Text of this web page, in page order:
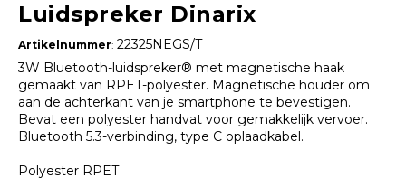
Luidspreker Dinarix
Artikelnummer:22325NEGS/T
3W Bluetooth-luidspreker® met magnetische haak
gemaakt van RPET-polyester. Magnetische houder om
aan de achterkant van je smartphone te bevestigen.
Bevat een polyester handvat voor gemakkelijk vervoer.
Bluetooth 5.3-verbinding, type C oplaadkabel.
Polyester RPET